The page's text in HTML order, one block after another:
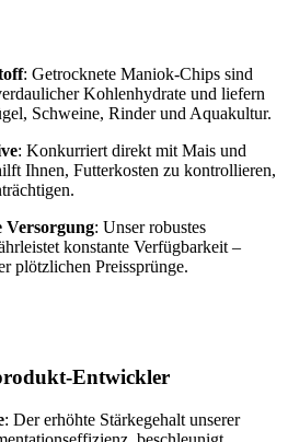
: Getrocknete Maniok-Chips sind
Kohlenhydrate und liefern
Schweine, Rinder und Aquakultur.
: Konkurriert direkt mit Mais und
Ihnen, Futterkosten zu kontrollieren,
Versorgung: Unser robustes
konstante Verfügbarkeit –
plötzlichen Preissprünge.
Entwickler
: Der erhöhte Stärkegehalt unserer